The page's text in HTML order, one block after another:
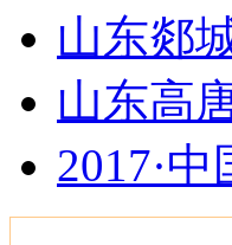
山东郯
山东高
2017·